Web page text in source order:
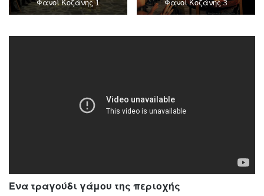
Φανοί Κοζάνης 1 Φανοί Κοζάνης 3
Ένα τραγούδι γάμου της περιοχής